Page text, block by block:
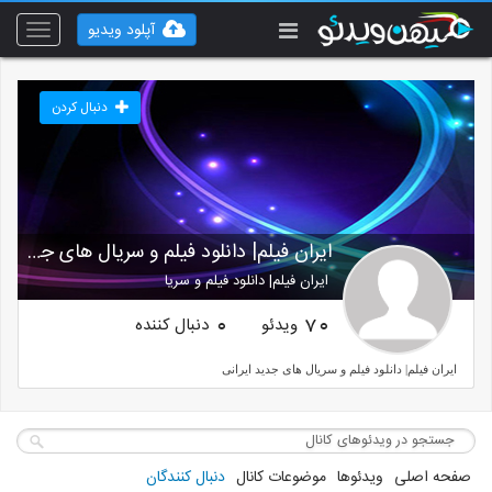
Toggle
آپلود ویدیو
ایران فیلم| دانلود فیلم و سریال های جدید ایرانی
ایران فیلم| دانلود فیلم و سریا
دنبال کردن
70 ویدئو 0 دنبال کننده
ایران فیلم| دانلود فیلم و سریال های جدید ایرانی
صفحه اصلی ویدئوها موضوعات کانال دنبال کنندگان